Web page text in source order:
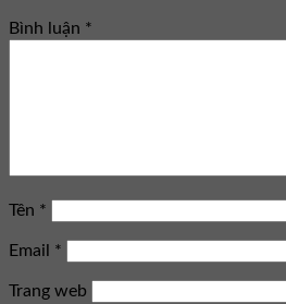
Bình luận *
Tên *
Email *
Trang web